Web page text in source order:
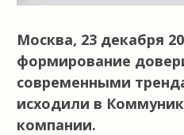
Москва, 23 декабря
формирование
современными
исходили в
компании.